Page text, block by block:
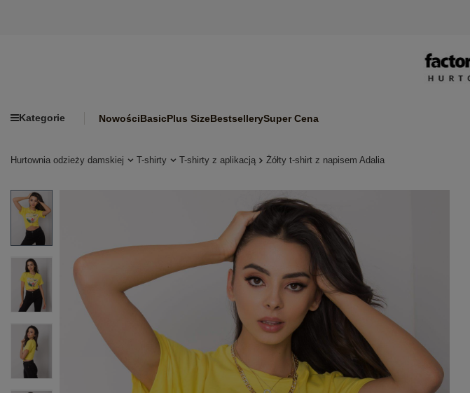
Kategorie NowościBasicPlus SizeBestsellerySuper Cena
Hurtownia odzieży damskiej T-shirty T-shirty z aplikacją Żółty t-shirt z napisem Adalia